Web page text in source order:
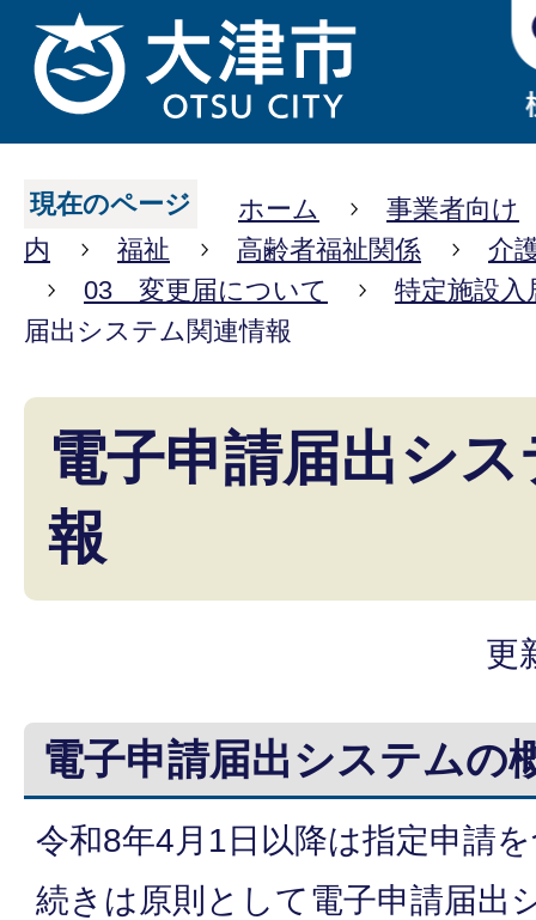
現在のページ ホーム
事業者向け
内
福祉 高齢者福祉関係
介
03 変更届について
特定施設入
届出システム関連情報
電子申請届出シ
報
更
電子申請届出システムの
令和8年4月1日以降は指定申請
続きは原則として電子申請届出